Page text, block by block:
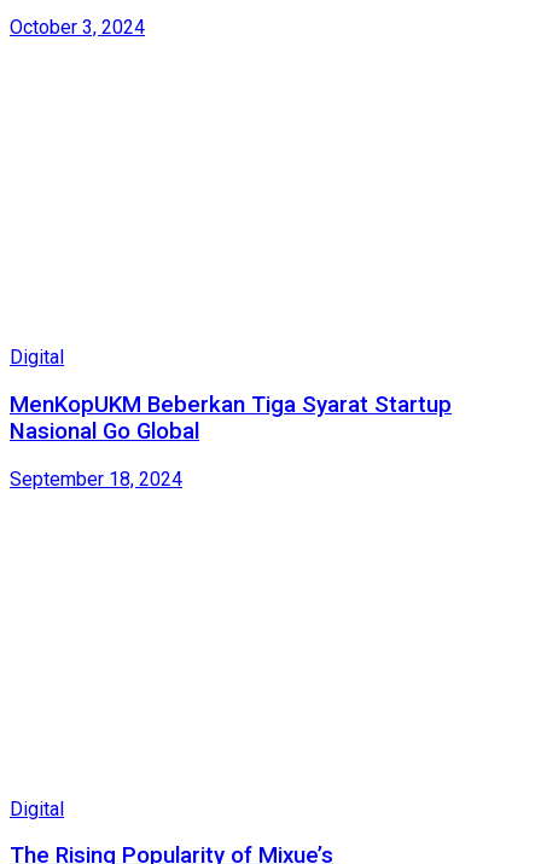
October 3, 2024
Digital
MenKopUKM Beberkan Tiga Syarat Startup
Nasional Go Global
September 18, 2024
Digital
The Rising Popularity of Mixue’s